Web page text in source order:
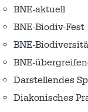
BNE-aktuell
BNE-Biodiv-Fest
BNE-
BNE-
Darstellendes
Diakonisches